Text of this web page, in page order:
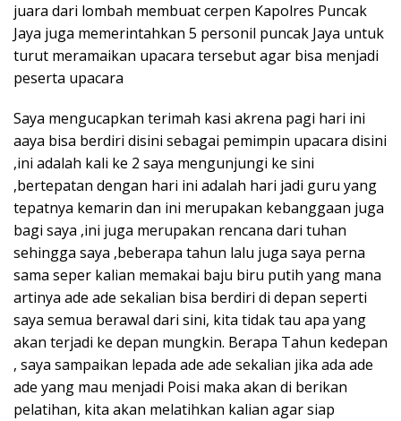
juara dari lombah membuat cerpen Kapolres Puncak
Jaya juga memerintahkan 5 personil puncak Jaya untuk
turut meramaikan upacara tersebut agar bisa menjadi
peserta upacara
Saya mengucapkan terimah kasi akrena pagi hari ini
aaya bisa berdiri disini sebagai pemimpin upacara disini
,ini adalah kali ke 2 saya mengunjungi ke sini
,bertepatan dengan hari ini adalah hari jadi guru yang
tepatnya kemarin dan ini merupakan kebanggaan juga
bagi saya ,ini juga merupakan rencana dari tuhan
sehingga saya ,beberapa tahun lalu juga saya perna
sama seper kalian memakai baju biru putih yang mana
artinya ade ade sekalian bisa berdiri di depan seperti
saya semua berawal dari sini, kita tidak tau apa yang
akan terjadi ke depan mungkin. Berapa Tahun kedepan
, saya sampaikan lepada ade ade sekalian jika ada ade
ade yang mau menjadi Poisi maka akan di berikan
pelatihan, kita akan melatihkan kalian agar siap